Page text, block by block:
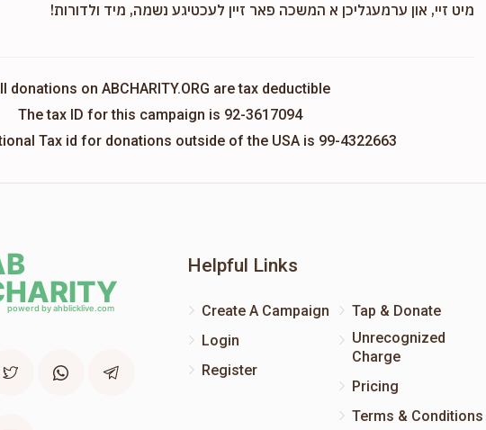
מיט זיי, און ערמעגליכן א המשכה פאר זיין לעכטיגע נשמה, מיד ולדורות!
donations on ABCHARITY.ORG are tax deductible
The tax ID for this campaign is 92-3617094
Tax id for donations outside of the USA is 99-4322663
Helpful Links
Create A Campaign
Login
Register
Tap & Donate
Unrecognized
Charge
Pricing
Terms & Conditions